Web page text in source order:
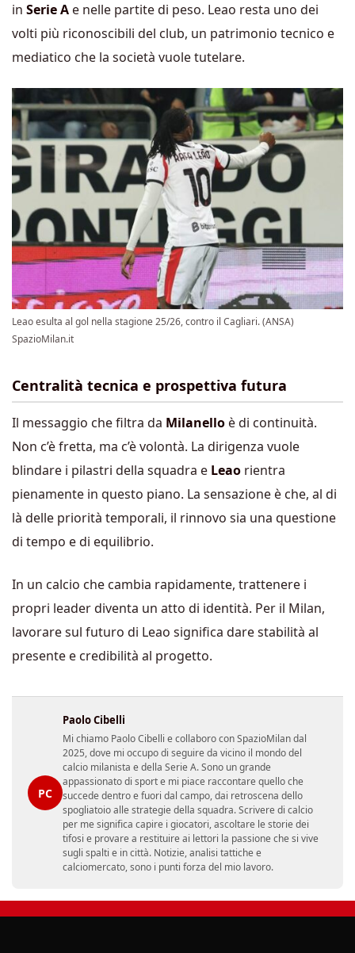
in Serie A e nelle partite di peso. Leao resta uno dei
volti più riconoscibili del club, un patrimonio tecnico e
mediatico che la società vuole tutelare.
Leao esulta al gol nella stagione 25/26, contro il Cagliari. (ANSA)
SpazioMilan.it
Centralità tecnica e prospettiva futura
Il messaggio che filtra da Milanello è di continuità.
Non c’è fretta, ma c’è volontà. La dirigenza vuole
blindare i pilastri della squadra e Leao rientra
pienamente in questo piano. La sensazione è che, al di
là delle priorità temporali, il rinnovo sia una questione
di tempo e di equilibrio.
In un calcio che cambia rapidamente, trattenere i
propri leader diventa un atto di identità. Per il Milan,
lavorare sul futuro di Leao significa dare stabilità al
presente e credibilità al progetto.
PC
Paolo Cibelli
Mi chiamo Paolo Cibelli e collaboro con SpazioMilan dal
2025, dove mi occupo di seguire da vicino il mondo del
calcio milanista e della Serie A. Sono un grande
appassionato di sport e mi piace raccontare quello che
succede dentro e fuori dal campo, dai retroscena dello
spogliatoio alle strategie della squadra. Scrivere di calcio
per me significa capire i giocatori, ascoltare le storie dei
tifosi e provare a restituire ai lettori la passione che si vive
sugli spalti e in città. Notizie, analisi tattiche e
calciomercato, sono i punti forza del mio lavoro.